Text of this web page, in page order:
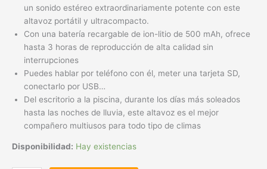
un sonido estéreo extraordinariamente potente con este
altavoz portátil y ultracompacto.
Con una batería recargable de ion-litio de 500 mAh, ofrece
hasta 3 horas de reproducción de alta calidad sin
interrupciones
Puedes hablar por teléfono con él, meter una tarjeta SD,
conectarlo por USB…
Del escritorio a la piscina, durante los días más soleados
hasta las noches de lluvia, este altavoz es el mejor
compañero multiusos para todo tipo de climas
Disponibilidad: Hay existencias